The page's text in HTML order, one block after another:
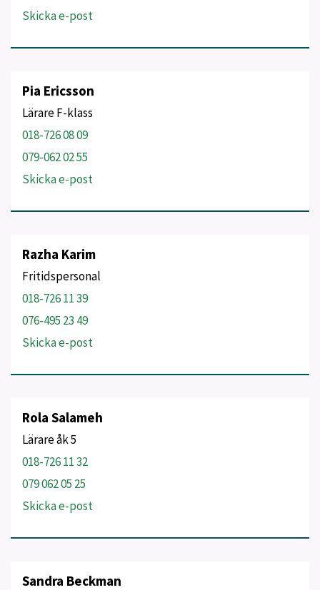
Skicka e-post
Pia Ericsson
Lärare F-klass
018-726 08 09
079-062 02 55
Skicka e-post
Razha Karim
Fritidspersonal
018-726 11 39
076-495 23 49
Skicka e-post
Rola Salameh
Lärare åk 5
018-726 11 32
079 062 05 25
Skicka e-post
Sandra Beckman